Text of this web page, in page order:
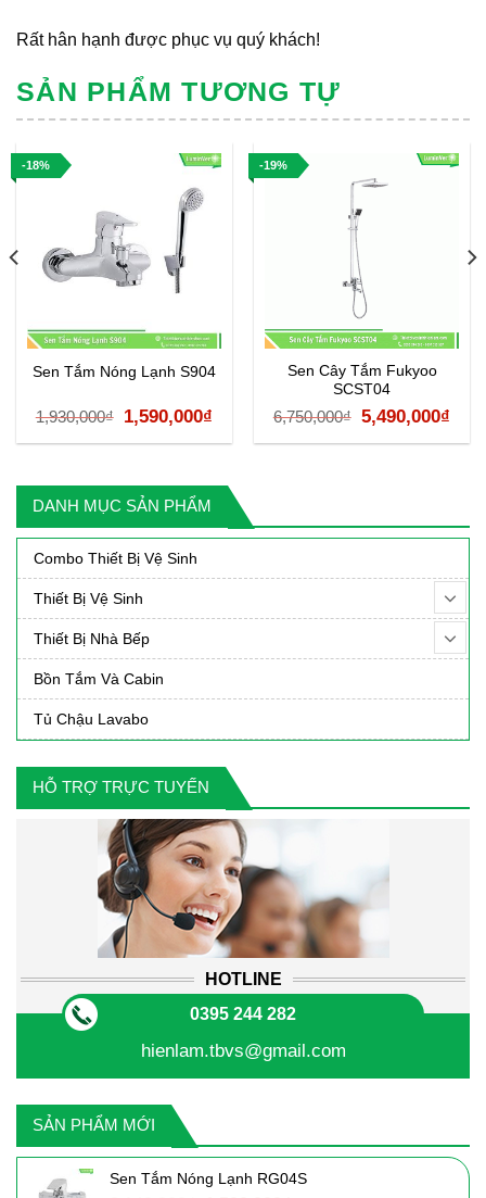
DANH MỤC SẢN PHẨM
Combo Thiết Bị Vệ Sinh
Thiết Bị Vệ Sinh
Thiết Bị Nhà Bếp
Bồn Tắm Và Cabin
Tủ Chậu Lavabo
HỖ TRỢ TRỰC TUYẾN
HOTLINE
0395 244 282
hienlam.tbvs@gmail.com
SẢN PHẨM MỚI
Sen Tắm Nóng Lạnh RG04S
Rất hân hạnh được phục vụ quý khách!
SẢN PHẨM TƯƠNG TỰ
-18%
Sen Tắm Nóng Lạnh S904
1,930,000₫
Giá
gốc
1,930,000₫.
1,590,000₫
hiện
1,590,000₫.
-19%
Sen Cây Tắm Fukyoo
SCST04
6,750,000₫ Giá
gốc
5,490,000₫
hiện